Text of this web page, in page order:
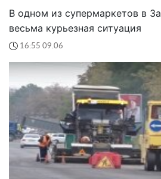
В одном из супермаркетов в
весьма курьезная ситуация
16:55 09.06